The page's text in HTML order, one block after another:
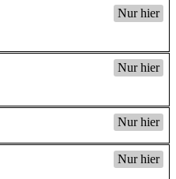
Nur hier
Nur hier
Nur hier
Nur hier